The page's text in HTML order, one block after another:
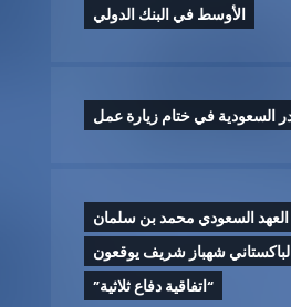
الأوسط في البنك الدولي
السعودية في ختام زيارة عمل
السعودي محمد بن سلمان
شهباز شريف يوقعون
“اتفاقية دفاع ثلاثية”